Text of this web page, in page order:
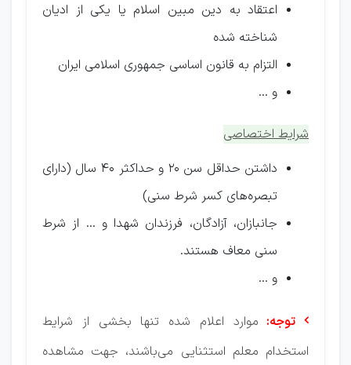
اعتقاد به دین مبین اسلام یا یکی از ادیان
شناخته شده
التزام به قانون اساسی جمهوری اسلامی ایران
و ...
شرایط اختصاصی
داشتن حداقل سن 20 و حداکثر 40 سال (دارای
تبصره‌های کسر شرط سنی)
جانبازان، آزادگان، فرزندان شهدا و ... از شرط
سنی معاف هستند.
و ...
 توجه: موارد اعلام شده تنها بخشی از شرایط
استخدام معلم استثنایی می‌باشند، جهت مشاهده